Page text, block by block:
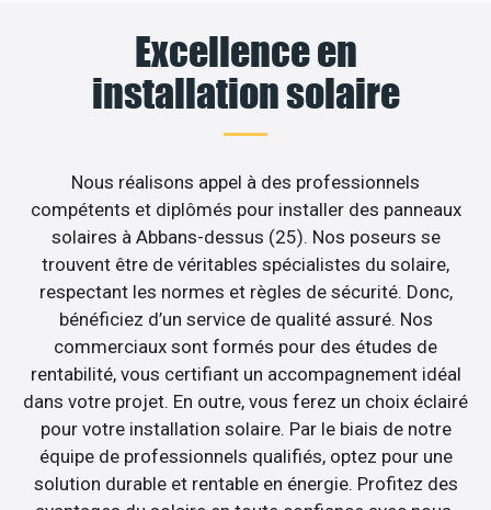
Excellence en
installation solaire
Nous réalisons appel à des professionnels
compétents et diplômés pour installer des panneaux
solaires à Abbans-dessus (25). Nos poseurs se
trouvent être de véritables spécialistes du solaire,
respectant les normes et règles de sécurité. Donc,
bénéficiez d’un service de qualité assuré. Nos
commerciaux sont formés pour des études de
rentabilité, vous certifiant un accompagnement idéal
dans votre projet. En outre, vous ferez un choix éclairé
pour votre installation solaire. Par le biais de notre
équipe de professionnels qualifiés, optez pour une
solution durable et rentable en énergie. Profitez des